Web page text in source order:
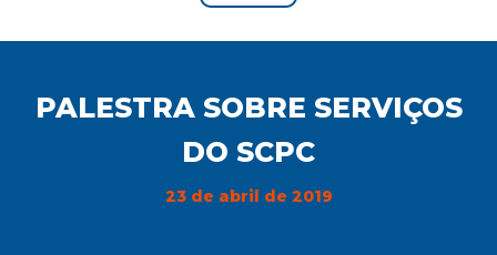
PALESTRA SOBRE SERVIÇOS
DO SCPC
23 de abril de 2019